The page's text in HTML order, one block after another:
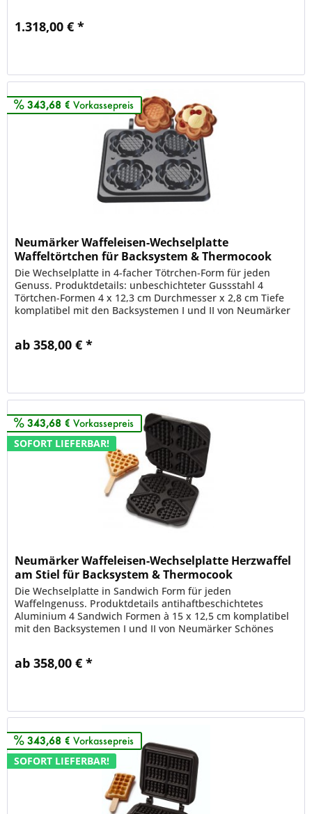
1.318,00 € *
343,68 € Vorkassepreis
Neumärker Waffeleisen-Wechselplatte
Waffeltörtchen für Backsystem & Thermocook
Die Wechselplatte in 4-facher Tötrchen-Form für jeden
Genuss. Produktdetails: unbeschichteter Gussstahl 4
Törtchen-Formen 4 x 12,3 cm Durchmesser x 2,8 cm Tiefe
komplatibel mit den Backsystemen I und II von Neumärker
ab 358,00 € *
343,68 € Vorkassepreis
SOFORT LIEFERBAR!
Neumärker Waffeleisen-Wechselplatte Herzwaffel
am Stiel für Backsystem & Thermocook
Die Wechselplatte in Sandwich Form für jeden
Waffelngenuss. Produktdetails antihaftbeschichtetes
Aluminium 4 Sandwich Formen à 15 x 12,5 cm komplatibel
mit den Backsystemen I und II von Neumärker Schönes
ab 358,00 € *
343,68 € Vorkassepreis
SOFORT LIEFERBAR!